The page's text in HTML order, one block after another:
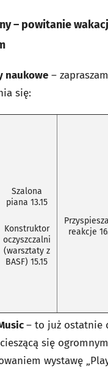
– powitanie
naukowe –
się:
Szalona
piana 13.15
Konstruktor
oczyszczalni
(warsztaty z
BASF) 15.15
reakcje
– to już ostatnie
się ogromnym
wystawę